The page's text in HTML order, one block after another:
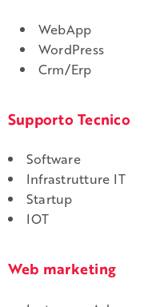
WebApp
WordPress
Crm/Erp
Supporto Tecnico
Software
Infrastrutture IT
Startup
IOT
Web marketing